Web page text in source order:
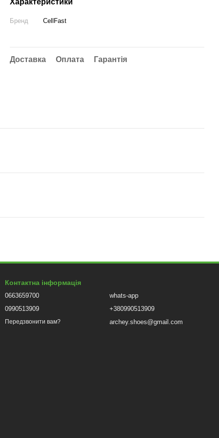
Характеристики
Бренд CellFast
Доставка Оплата Гарантія
Контактна інформація
0663659700
0990513909
Передзвонити вам?
whats-app
+380990513909
archey.shoes@gmail.com